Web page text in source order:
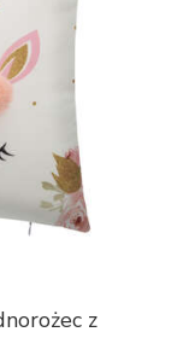
z